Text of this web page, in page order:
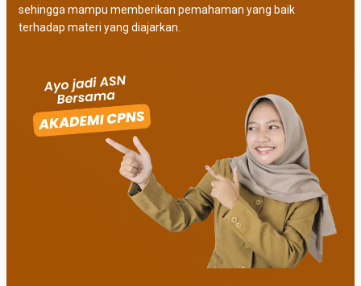
sehingga mampu memberikan pemahaman yang baik
terhadap materi yang diajarkan.